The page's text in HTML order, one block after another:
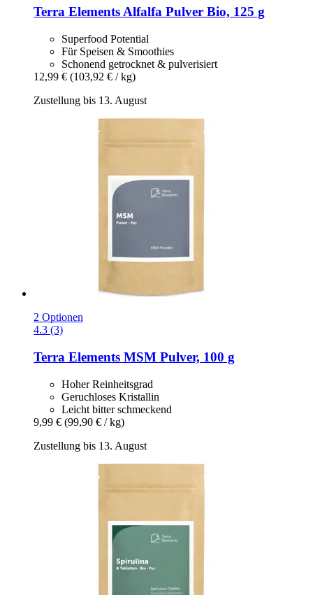
Terra ElementsAlfalfa Pulver Bio, 125 g
Superfood Potential
Für Speisen & Smoothies
Schonend getrocknet & pulverisiert
12,99 € (103,92 € / kg)
Zustellung bis 13. August
2 Optionen
4.3 (3)
Terra Elements MSM Pulver, 100 g
Hoher Reinheitsgrad
Geruchloses Kristallin
Leicht bitter schmeckend
9,99 € (99,90 € / kg)
Zustellung bis 13. August